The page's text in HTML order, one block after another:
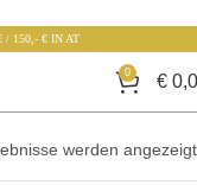
/ 150,- € IN AT
0 €
werden angezeigt